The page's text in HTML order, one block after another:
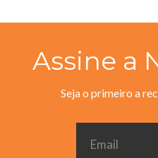
Assine a
Seja o primeiro a